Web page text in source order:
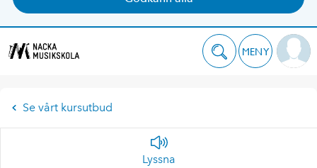
MENY
Se vårt kursutbud
Lyssna